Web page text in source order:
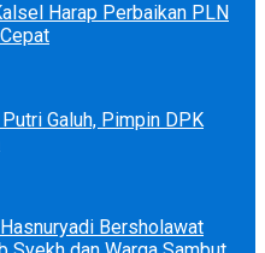
Harap Perbaikan PLN
Galuh, Pimpin DPK
Bersholawat